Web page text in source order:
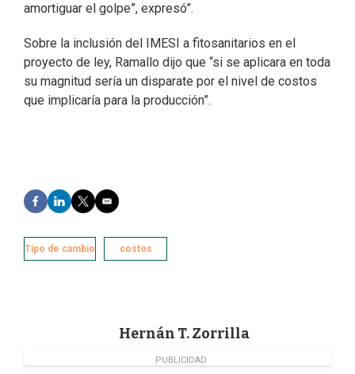
amortiguar el golpe”, expresó”.
Sobre la inclusión del IMESI a fitosanitarios en el
proyecto de ley, Ramallo dijo que “si se aplicara en toda
su magnitud sería un disparate por el nivel de costos
que implicaría para la producción”.
F
a
e
b
L
i
k
e
T
w
t
t
E
m
l
Tipo de cambio costos
Hernán T. Zorrilla
PUBLICIDAD